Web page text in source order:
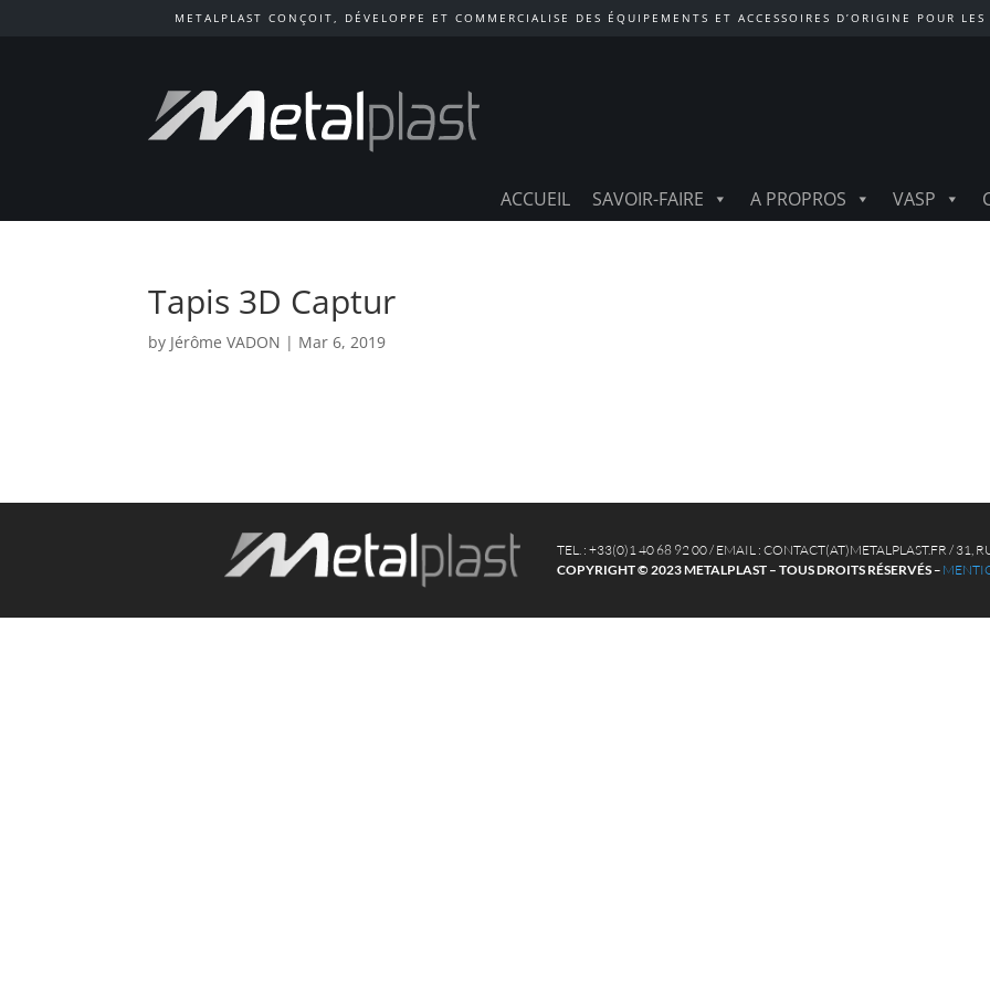
METALPLAST CONÇOIT, DÉVELOPPE ET COMMERCIALISE DES ÉQUIPEMENTS ET ACCESSOIRES D’ORIGINE POUR
ACCUEIL SAVOIR-FAIRE A PROPROS VASP
Tapis 3D Captur
by Jérôme VADON | Mar 6, 2019
TEL. : +33(0)1 40 68 92 00 / EMAIL : CONTACT(AT)METALPLAST.FR / 31,
COPYRIGHT © 2023 METALPLAST – TOUS DROITS RÉSERVÉS–